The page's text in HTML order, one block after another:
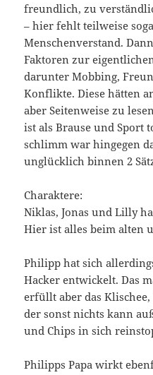
freundlich, zu
– hier fehlt teilweise
Menschenverstand.
Faktoren zur
darunter Mobbing,
Konflikte. Diese hätten
aber Seitenweise zu
ist als Brause und Sport
schlimm war hingegen
unglücklich binnen 2
Charaktere:
Niklas, Jonas und Lilly
Hier ist alles beim alten
Philipp hat sich
Hacker entwickelt. Das
erfüllt aber das
der sonst nichts kann
und Chips in sich
Philipps Papa wirkt